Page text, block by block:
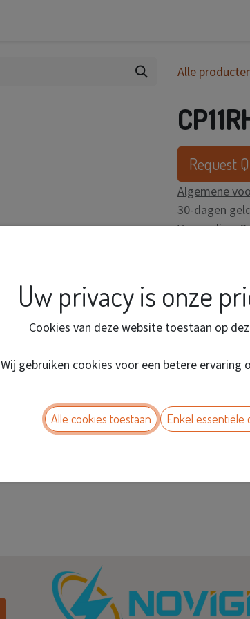
Alle
Request
Algemene
30-dagen
Verzending:
Uw privacy is onze
Cookies van deze website toestaan op
Wij gebruiken cookies voor een betere ervaring
Alle cookies toestaan Enkel essentiële